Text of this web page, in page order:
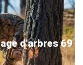
d'arbres 69